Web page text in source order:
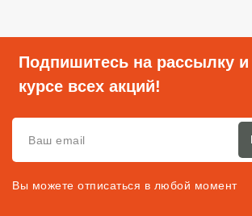
Подпишитесь на рассылку и
курсе всех акций!
Вы можете отписаться в любой момент